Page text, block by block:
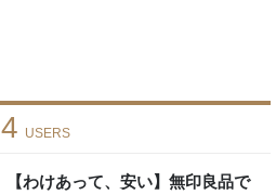
【わけあって、安い】無印良品で
4 USERS